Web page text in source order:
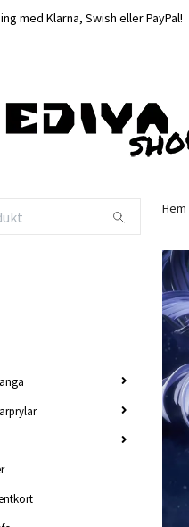
med Klarna, Swish eller PayPal!
Hem